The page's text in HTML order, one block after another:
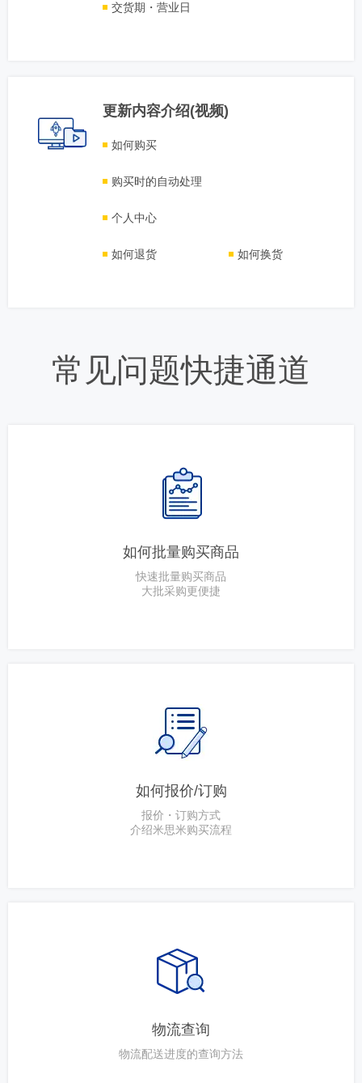
交货期・营业日
更新内容介绍(视频)
如何购买
购买时的自动处理
个人中心
如何退货 如何换货
常见问题快捷通道
如何批量购买商品
快速批量购买商品
大批采购更便捷
如何报价/订购
报价・订购方式
介绍米思米购买流程
物流查询
物流配送进度的查询方法